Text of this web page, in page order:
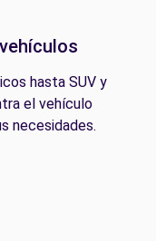
hasta SUV y
el vehículo
necesidades.